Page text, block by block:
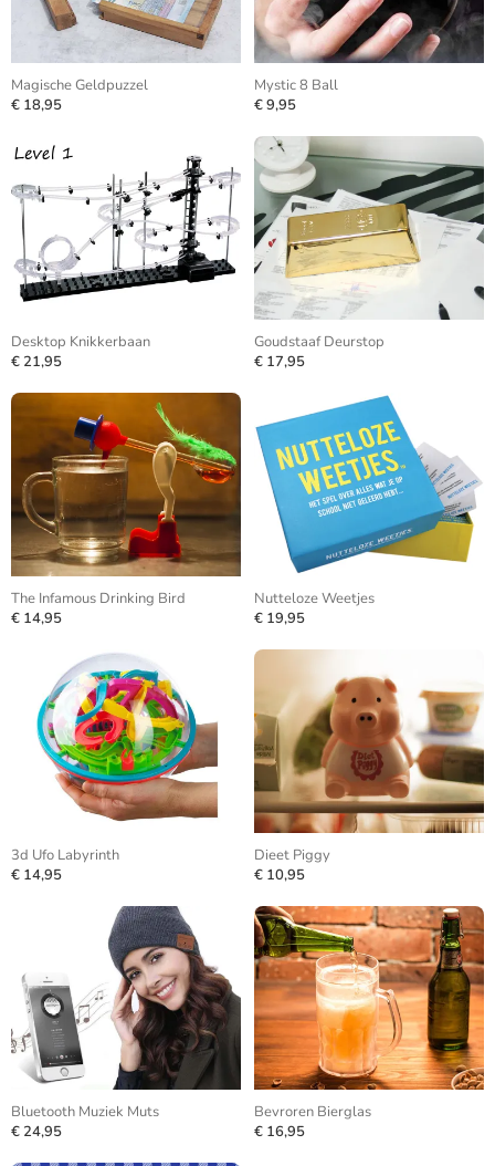
Magische Geldpuzzel
€ 18,95
Mystic 8 Ball
€ 9,95
Desktop Knikkerbaan
€ 21,95
Goudstaaf Deurstop
€ 17,95
The Infamous Drinking Bird
€ 14,95
Nutteloze Weetjes
€ 19,95
3d Ufo Labyrinth
€ 14,95
Dieet Piggy
€ 10,95
Bluetooth Muziek Muts
€ 24,95
Bevroren Bierglas
€ 16,95